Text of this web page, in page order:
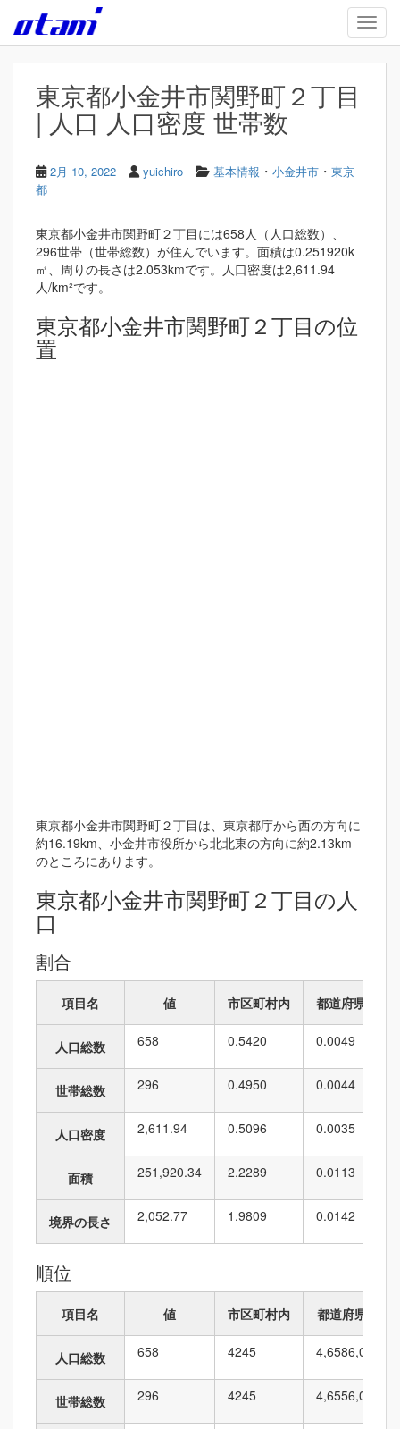
Skip to main content
東京都小金井市関野町２丁目
| 人口 人口密度 世帯数
2月 10, 2022 yuichiro 基本情報 ・ 小金井市 ・ 東京
都
東京都小金井市関野町２丁目には658人（人口総数）、
296世帯（世帯総数）が住んでいます。面積は0.251920k
㎡、周りの長さは2.053kmです。人口密度は2,611.94
人/km²です。
東京都小金井市関野町２丁目の位
置
東京都小金井市関野町２丁目は、東京都庁から西の方向に
約16.19km、小金井市役所から北北東の方向に約2.13km
のところにあります。
東京都小金井市関野町２丁目の人
口
割合
項目名 値 市区町村内 都道府県内
人口総数 658 0.5420 0.0049
世帯総数 296 0.4950 0.0044
人口密度 2,611.94 0.5096 0.0035
面積 251,920.34 2.2289 0.0113
境界の長さ 2,052.77 1.9809 0.0142
順位
項目名 値 市区町村内 都道府県内
人口総数 658 4245 4,6586,010
世帯総数 296 4245 4,6556,010